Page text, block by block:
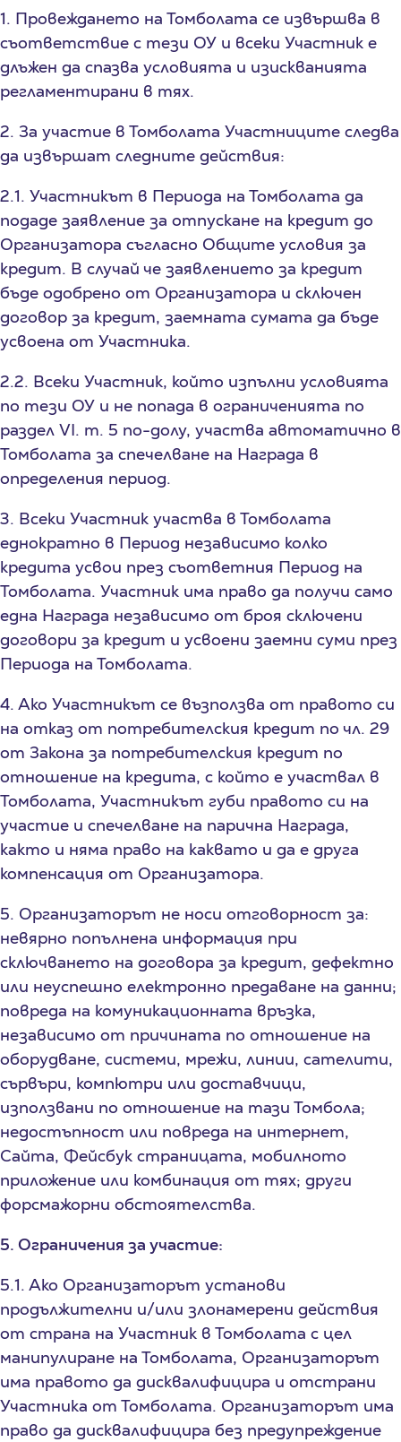
1. Провеждането на Томболата се извършва в
съответствие с тези ОУ и всеки Участник е
длъжен да спазва условията и изискванията
регламентирани в тях.
2. За участие в Томболата Участниците следва
да извършат следните действия:
2.1. Участникът в Периода на Томболата да
подаде заявление за отпускане на кредит до
Организатора съгласно Общите условия за
кредит. В случай че заявлението за кредит
бъде одобрено от Организатора и сключен
договор за кредит, заемната сумата да бъде
усвоена от Участника.
2.2. Всеки Участник, който изпълни условията
по тези ОУ и не попада в ограниченията по
раздел VI. т. 5 по-долу, участва автоматично в
Томболата за спечелване на Награда в
определения период.
3. Всеки Участник участва в Томболата
еднократно в Период независимо колко
кредита усвои през съответния Период на
Томболата. Участник има право да получи само
една Награда независимо от броя сключени
договори за кредит и усвоени заемни суми през
Периода на Томболата.
4. Ако Участникът се възползва от правото си
на отказ от потребителския кредит по чл. 29
от Закона за потребителския кредит по
отношение на кредита, с който е участвал в
Томболата, Участникът губи правото си на
участие и спечелване на парична Награда,
както и няма право на каквато и да е друга
компенсация от Организатора.
5. Организаторът не носи отговорност за:
невярно попълнена информация при
сключването на договора за кредит, дефектно
или неуспешно електронно предаване на данни;
повреда на комуникационната връзка,
независимо от причината по отношение на
оборудване, системи, мрежи, линии, сателити,
сървъри, компютри или доставчици,
използвани по отношение на тази Томбола;
недостъпност или повреда на интернет,
Сайта, Фейсбук страницата, мобилното
приложение или комбинация от тях; други
форсмажорни обстоятелства.
5. Ограничения за участие:
5.1. Ако Организаторът установи
продължителни и/или злонамерени действия
от страна на Участник в Томболата с цел
манипулиране на Томболата, Организаторът
има правото да дисквалифицира и отстрани
Участника от Томболата. Организаторът има
право да дисквалифицира без предупреждение